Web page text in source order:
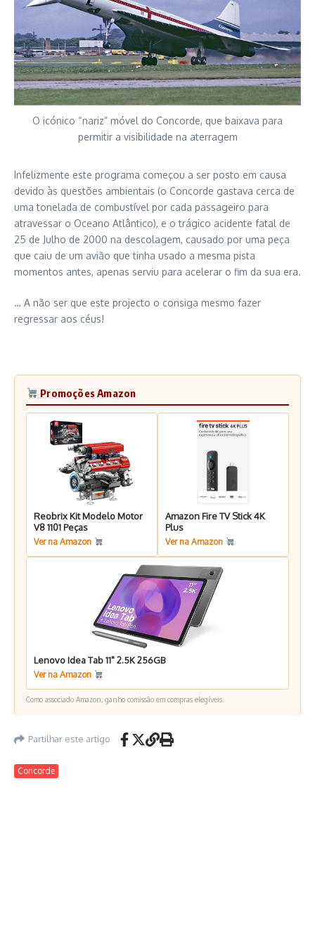
O icónico “nariz” móvel do Concorde, que baixava para
permitir a visibilidade na aterragem
Infelizmente este programa começou a ser posto em causa
devido às questões ambientais (o Concorde gastava cerca de
uma tonelada de combustível por cada passageiro para
atravessar o Oceano Atlântico), e o trágico acidente fatal de
25 de Julho de 2000 na descolagem, causado por uma peça
que caiu de um avião que tinha usado a mesma pista
momentos antes, apenas serviu para acelerar o fim da sua era.
… A não ser que este projecto o consiga mesmo fazer
regressar aos céus!
Promoções Amazon
Reobrix Kit Modelo Motor
V8 1101 Peças
Ver na Amazon
Amazon Fire TV Stick 4K
Plus
Ver na Amazon
Lenovo Idea Tab 11" 2.5K 256GB
Ver na Amazon
Como associado Amazon, ganho comissão em compras elegíveis.
Partilhar este artigo
Concorde